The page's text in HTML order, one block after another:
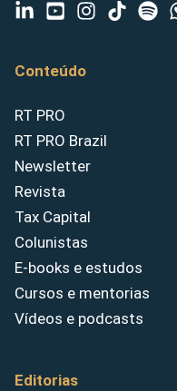
Conteúdo
RT PRO
RT PRO Brazil
Newsletter
Revista
Tax Capital
Colunistas
E-books e estudos
Cursos e mentorias
Vídeos e podcasts
Editorias